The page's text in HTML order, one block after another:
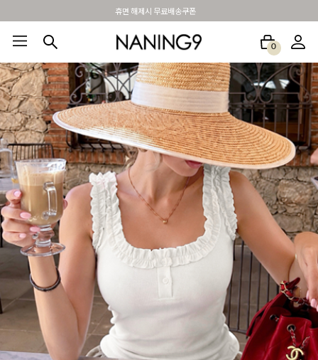
BEST 포토리뷰 - 매주 2명추첨 3만원쿠폰
0
BEST100🤍 NEW5% 베스트재진행 썸머여행룩 아울렛 하객&모임룩